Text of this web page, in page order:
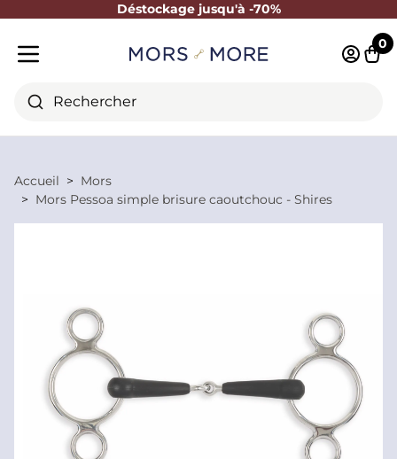
Déstockage jusqu'à -70%
Fermer
Rechercher
0
Accueil
Mors
Mors Pessoa simple brisure caoutchouc - Shires